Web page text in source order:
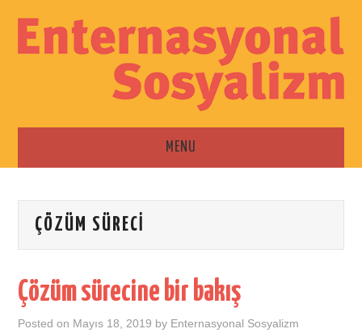
MENU
ESKI SAYILAR
ÇÖZÜM SÜRECI
Çözüm sürecine bir bakış
Posted on Mayıs 18, 2019 by Enternasyonal Sosyalizm